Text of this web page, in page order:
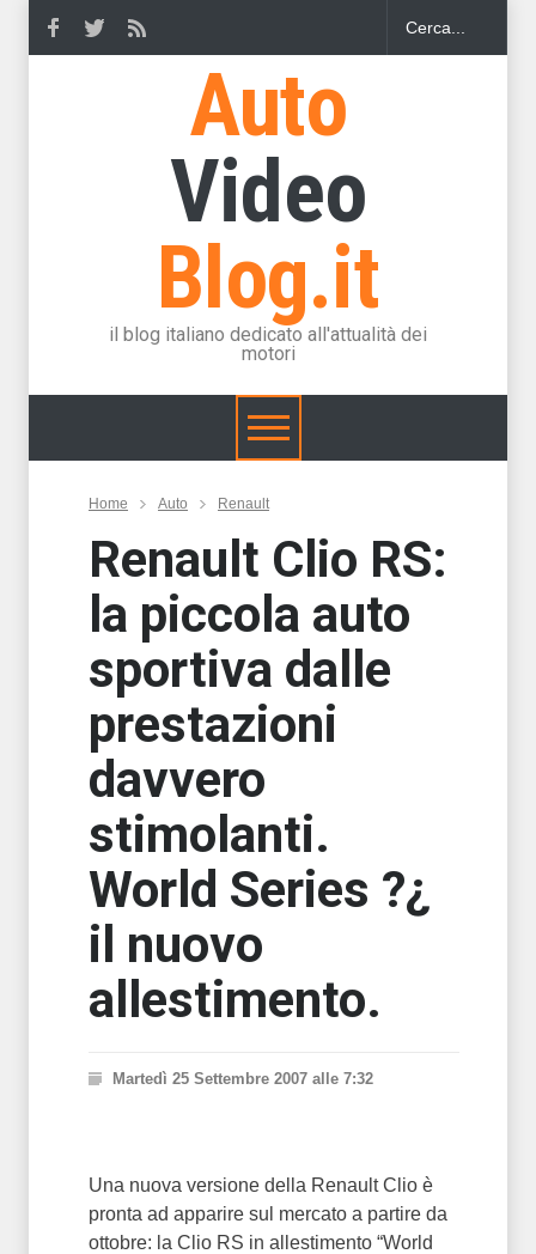
Auto
Video
Blog.it
il blog italiano dedicato all'attualità dei
motori
Home Auto Renault
Renault Clio RS:
la piccola auto
sportiva dalle
prestazioni
davvero
stimolanti.
World Series ?¿
il nuovo
allestimento.
Martedì 25 Settembre 2007 alle 7:32
Una nuova versione della Renault Clio è
pronta ad apparire sul mercato a partire da
ottobre: la Clio RS in allestimento “World